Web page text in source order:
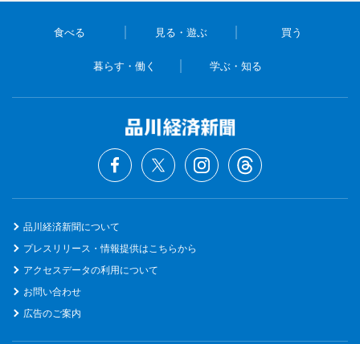
食べる 見る・遊ぶ 買う
暮らす・働く 学ぶ・知る
品川経済新聞について
プレスリリース・情報提供はこちらから
アクセスデータの利用について
お問い合わせ
広告のご案内